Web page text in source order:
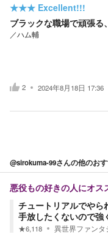
★★★ Excellent!!!
ブラックな職場で頑張る
／ハム輔
2 2024年8月18日 17:36
@sirokuma-99さんの他のお
悪役もの好きの人にオス
チュートリアルでやら
手放したくないので
★6,118 異世界ファンタ